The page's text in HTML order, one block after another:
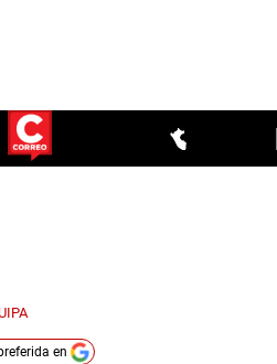
en